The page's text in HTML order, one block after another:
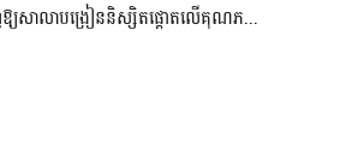
យសាលាបង្រៀននិស្សិតផ្តោតលើគុណភ...